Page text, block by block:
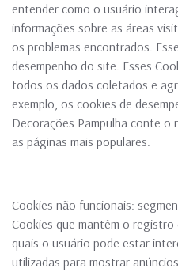
entender como o usuário
informações sobre as áreas
os problemas encontrados.
desempenho do site. Esses
todos os dados coletados e
exemplo, os cookies de
Decorações Pampulha conte o
as páginas mais populares.
Cookies não funcionais:
Cookies que mantêm o
quais o usuário pode estar
utilizadas para mostrar